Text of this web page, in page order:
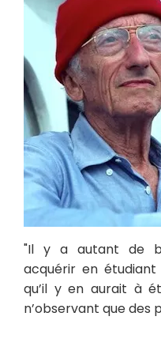
"Il y a autant de
acquérir en
qu’il y en aurait à
n’observant que des